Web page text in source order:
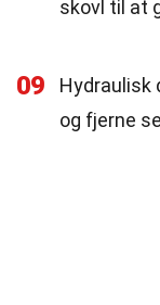
skovl til at
09
Hydraulisk
og fjerne